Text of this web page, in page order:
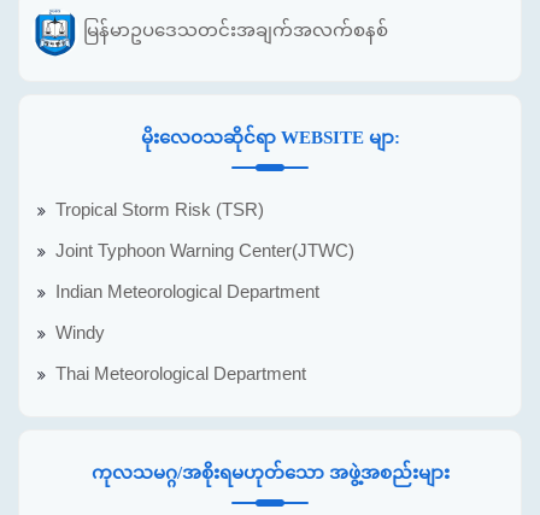
မြန်မာဥပဒေသတင်းအချက်အလက်စနစ်
မိုးလေဝသဆိုင်ရာ WEBSITE မျာ:
Tropical Storm Risk (TSR)
Joint Typhoon Warning Center(JTWC)
Indian Meteorological Department
Windy
Thai Meteorological Department
ကုလသမဂ္ဂ/အစိုးရမဟုတ်သော အဖွဲ့အစည်းများ